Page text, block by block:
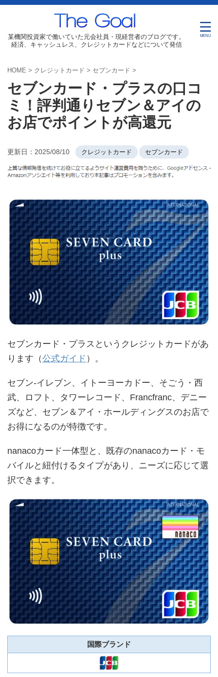
某機関投資家で働いていた元会社員・現経営者のブログです。
経済、キャッシュレス、クレジットカードなどについて発信
HOME > クレジットカード > セブンカード >
セブンカード・プラスの口コ
ミ！評判通りセブン＆アイの
お店でポイントが高還元
更新日： 2025/08/10 クレジットカード セブンカード
セブンカード・プラスというクレジットカードがあ
ります（公式ガイド ）。
セブン-イレブン、イトーヨーカドー、そごう・西
武、ロフト、タワーレコード、Francfranc、デニー
ズなど、セブン＆アイ・ホールディングスのお店で
お得になるのが特徴です。
nanacoカード一体型と、既存のnanacoカード・モ
バイルと紐付けるタイプがあり、ニーズに応じて選
択できます。
国際ブランド